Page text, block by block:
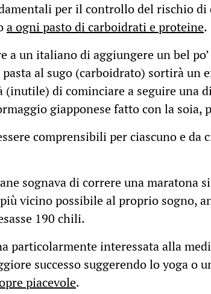
per il controllo del rischio di
a ogni pasto di carboidrati e proteine.
a un italiano di aggiungere un bel
al sugo (carboidrato) sortirà un
(inutile) di cominciare a seguire una
giapponese fatto con la soia,
comprensibili per ciascuno e da
sognava di correre una maratona
vicino possibile al proprio sogno,
190 chili.
particolarmente interessata alla
successo suggerendo lo yoga o
piacevole.